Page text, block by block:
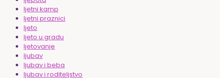
ljetni kamp
ljetni praznici
ljeto
ljeto u gradu
ljetovanje
ljubav
ljubav i beba
ljubav i roditeljstvo